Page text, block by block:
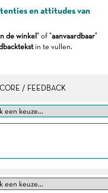
en attitudes van
de winkel " of "aanvaardbaar"
in te vullen.
/ FEEDBACK